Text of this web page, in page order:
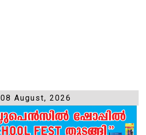
08 August, 2026